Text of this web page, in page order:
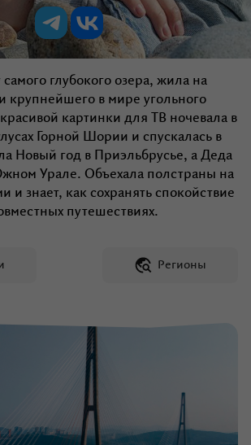
самого глубокого озера, жила на
крупнейшего в мире угольного
картинки для ТВ ночевала в
Горной Шории и спускалась в
Новый год в Приэльбрусье, а Деда
Урале. Объехала полстраны на
и знает, как сохранять спокойствие
путешествиях.
Регионы